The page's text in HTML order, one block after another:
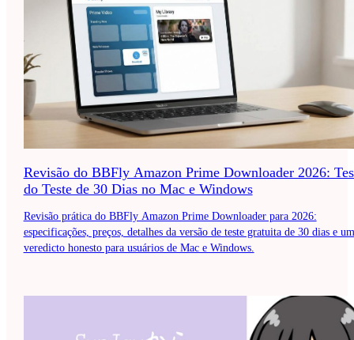
Revisão do BBFly Amazon Prime Downloader 2026:
do Teste de 30 Dias no Mac e Windows
Revisão prática do BBFly Amazon Prime Downloader para 2026:
especificações, preços, detalhes da versão de teste gratuita de 30 dias e um
veredicto honesto para usuários de Mac e Windows.